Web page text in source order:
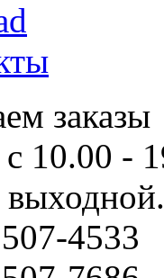
заказы
10.00 -
4533